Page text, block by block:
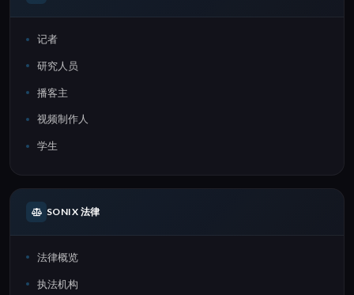
记者
研究人员
播客主
视频制作人
学生
SONIX 法律
法律概览
执法机构